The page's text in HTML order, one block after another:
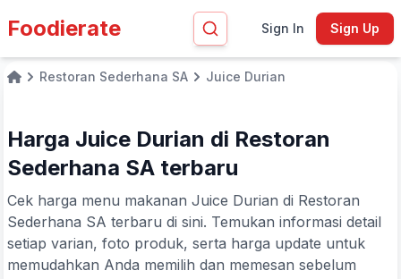
Foodierate Sign In Sign Up
HomeRestoran Sederhana SA Juice Durian
Harga Juice Durian di Restoran
Sederhana SA terbaru
Cek harga menu makanan Juice Durian di Restoran
Sederhana SA terbaru di sini. Temukan informasi detail
setiap varian, foto produk, serta harga update untuk
memudahkan Anda memilih dan memesan sebelum